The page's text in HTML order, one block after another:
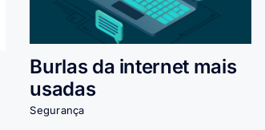
Burlas da internet mais
usadas
Segurança